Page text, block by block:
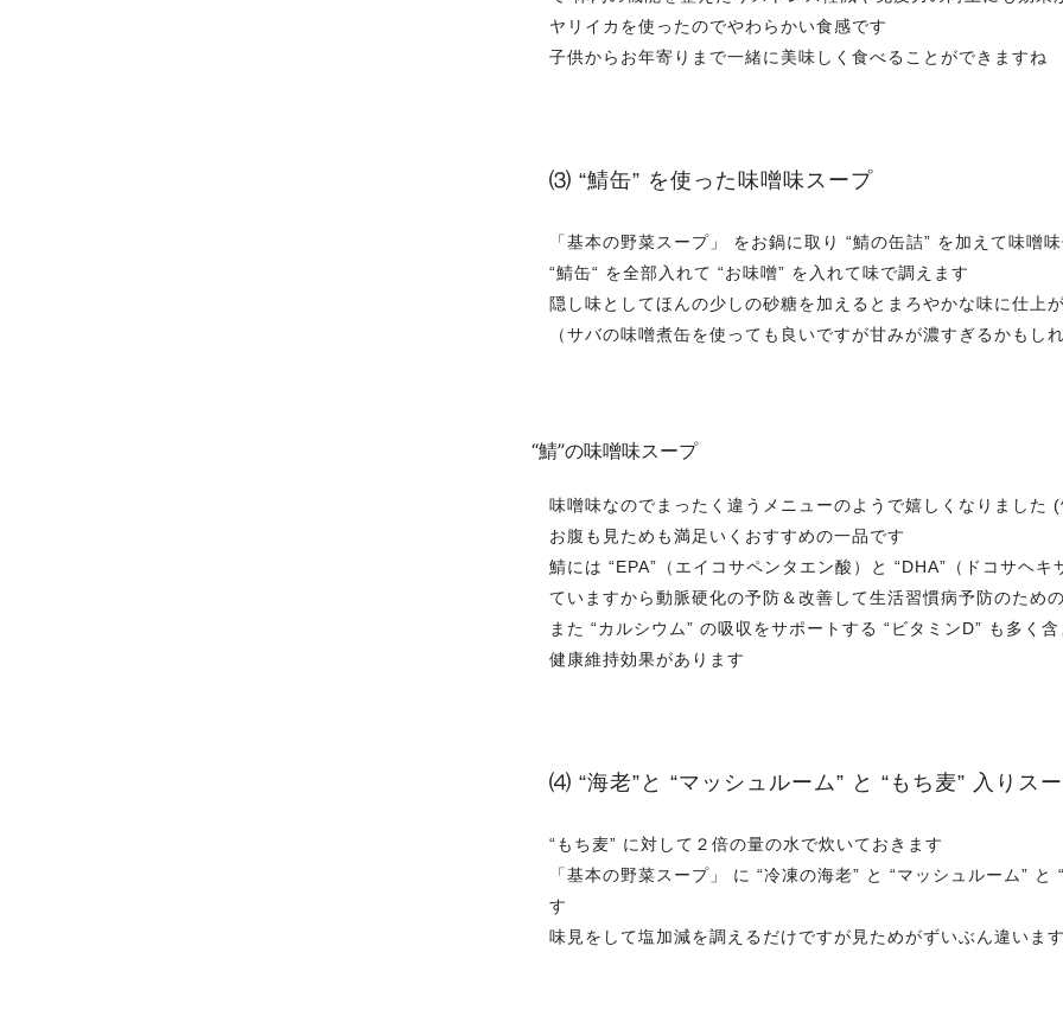
ヤリイカを使ったのでやわらかい食感です
子供からお年寄りまで一緒に美味しく食べることができますね
⑶ “鯖缶” を使った味噌味スープ
「基本の野菜スープ」 をお鍋に取り “鯖の缶詰” を加えて味噌
“鯖缶“ を全部入れて “お味噌” を入れて味で調えます
隠し味としてほんの少しの砂糖を加えるとまろやかな味に仕上
（サバの味噌煮缶を使っても良いですが甘みが濃すぎるかもしれ
“鯖”の味噌味スープ
味噌味なのでまったく違うメニューのようで嬉しくなりました
お腹も見ためも満足いくおすすめの一品です
鯖には “EPA”（エイコサペンタエン酸）と “DHA”（ドコサヘ
ていますから動脈硬化の予防＆改善して生活習慣病予防のため
また “カルシウム” の吸収をサポートする “ビタミンD” も多く
健康維持効果があります
⑷ “海老”と “マッシュルーム” と “もち麦” 入りス
“もち麦” に対して２倍の量の水で炊いておきます
「基本の野菜スープ」 に “冷凍の海老” と “マッシュルーム” と
す
味見をして塩加減を調えるだけですが見ためがずいぶん違います